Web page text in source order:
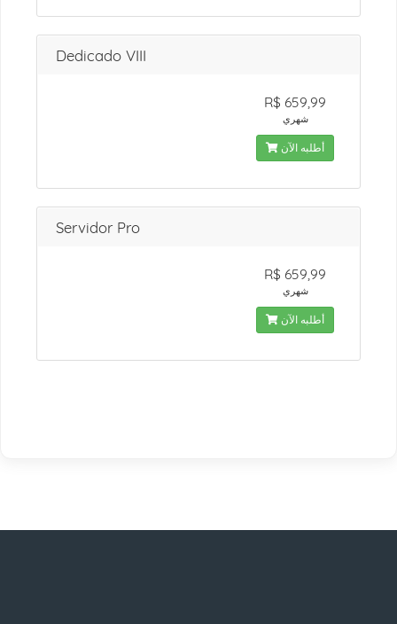
Dedicado VIII
R$ 659,99
شهري
أطلبه الآن
Servidor Pro
R$ 659,99
شهري
أطلبه الآن